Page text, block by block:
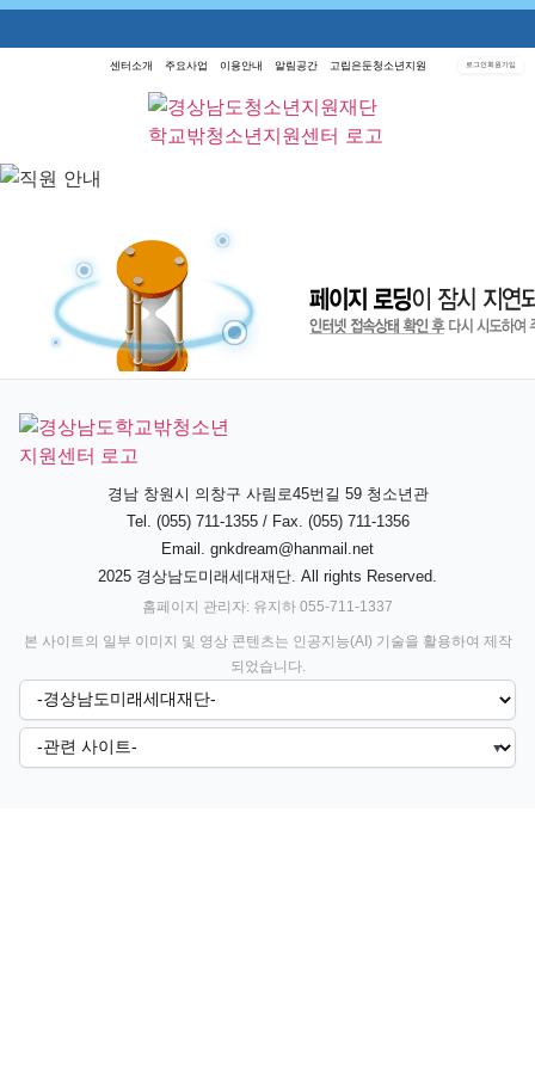
센터소개 주요사업 이용안내 알림공간 고립은둔청소년지원
경남 창원시 의창구 사림로45번길 59 청소년관
Tel. (055) 711-1355 / Fax. (055) 711-1356
Email. gnkdream@hanmail.net
2025 경상남도미래세대재단. All rights Reserved.
홈페이지 관리자: 유지하 055-711-1337
본 사이트의 일부 이미지 및 영상 콘텐츠는 인공지능(AI) 기술을 활용하여 제작
되었습니다.
▼
로그인회원가입